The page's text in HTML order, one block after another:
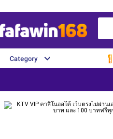
Category